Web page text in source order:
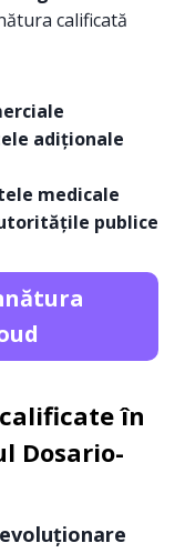
calificată
adiționale
medicale
publice
în
Dosario-